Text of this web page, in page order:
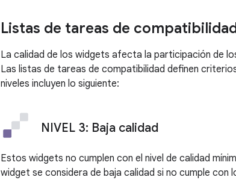
Listas de tareas de
La calidad de los widgets afecta la participación de
Las listas de tareas de compatibilidad definen
niveles incluyen lo siguiente:
NIVEL 3: Baja calidad
Estos widgets no cumplen con el nivel de calidad
widget se considera de baja calidad si no cumple